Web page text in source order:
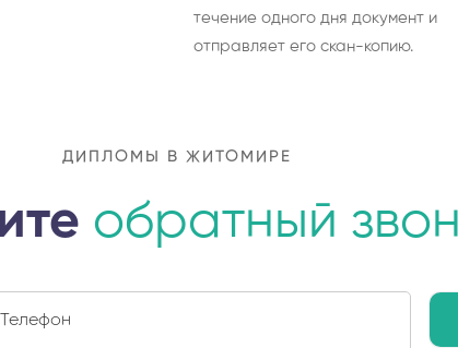
течение одного дня документ и
отправляет его скан-копию.
ДИПЛОМЫ В ЖИТОМИРЕ
обратный